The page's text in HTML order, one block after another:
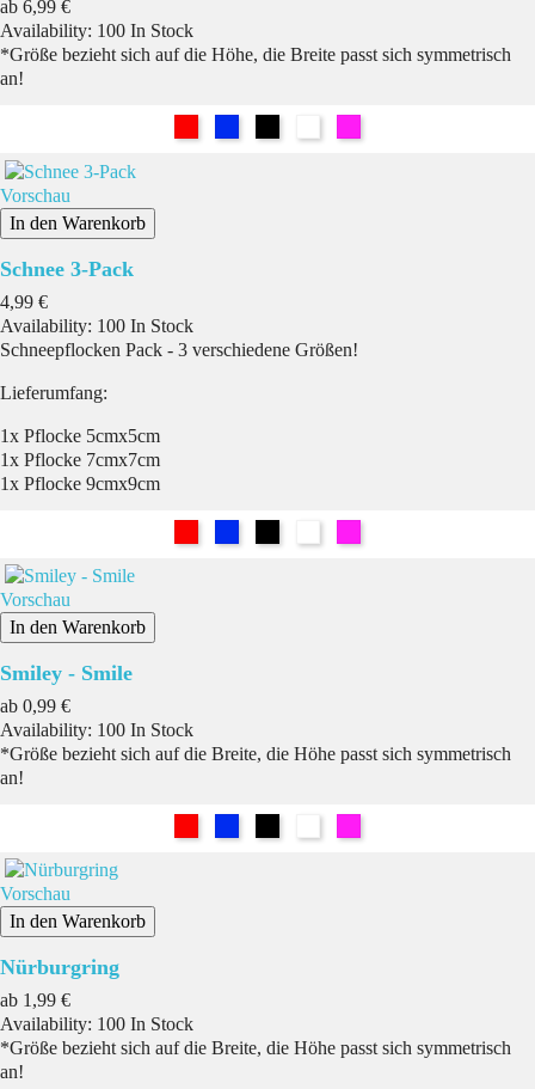
ab Preis
6,99 €
Availability: 100 In Stock
*Größe bezieht sich auf die Höhe, die Breite passt sich symmetrisch
an!
Vorschau
In den Warenkorb
Schnee 3-Pack
Preis
4,99 €
Availability: 100 In Stock
Schneepflocken Pack - 3 verschiedene Größen!
Lieferumfang:
1x Pflocke 5cmx5cm
1x Pflocke 7cmx7cm
1x Pflocke 9cmx9cm
Vorschau
In den Warenkorb
Smiley - Smile
ab Preis
0,99 €
Availability: 100 In Stock
*Größe bezieht sich auf die Breite, die Höhe passt sich symmetrisch
an!
Vorschau
In den Warenkorb
Nürburgring
ab Preis
1,99 €
Availability: 100 In Stock
*Größe bezieht sich auf die Breite, die Höhe passt sich symmetrisch
an!